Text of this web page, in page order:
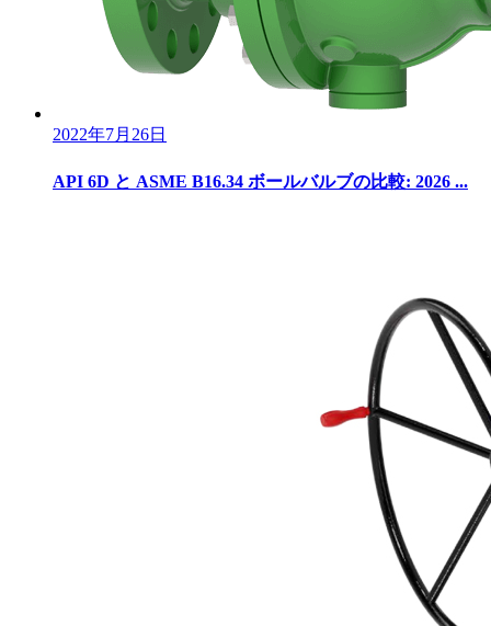
2022年7月26日
API 6D と ASME B16.34 ボールバルブの比較: 2026 ...